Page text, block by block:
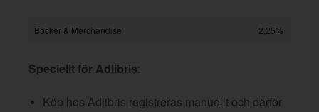
Böcker & Merchandise 2,25%
Speciellt för Adlibris:
Köp hos Adlibris registreras manuellt och därför